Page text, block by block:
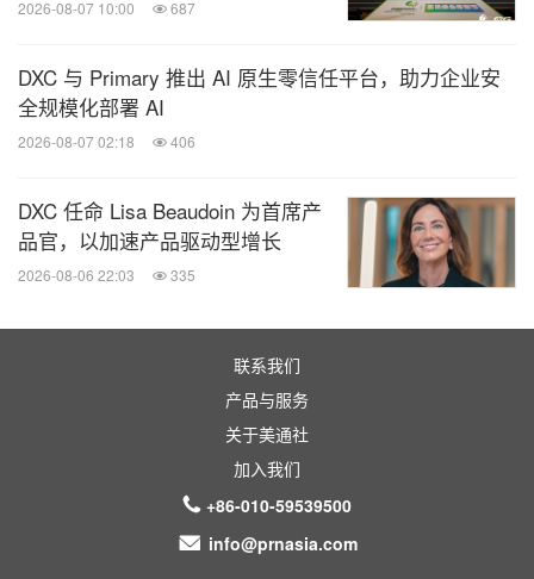
龙商务航空股份有限公司战略发展部部长王超等嘉宾
能""人工智能+如何赋能产业升级""绿色消费与产业创
新"等话题进行热烈探讨。
致敬活力向上的商业力量
第十三届财经峰会再次通过致敬盛典的形式寻找中国
敬，向在数字化转型，在ESG治理，在智能制造引
领，在推动经济高质量发展中的优秀企业和企业家致
三一集团轮值董事长、总裁唐修国，赛莱默亚洲区总
裁吕淑萍，国药控股股份有限公司党委书记、董事长
2026-08-07 10:00 687
DXC 与 Primary 推出 AI 原生零信任平台，助力企业安
全规模化部署 AI
2026-08-07 02:18 406
DXC 任命 Lisa Beaudoin 为首席产
品官，以加速产品驱动型增长
2026-08-06 22:03 335
联系我们
产品与服务
关于美通社
加入我们
+86-010-59539500
info@prnasia.com